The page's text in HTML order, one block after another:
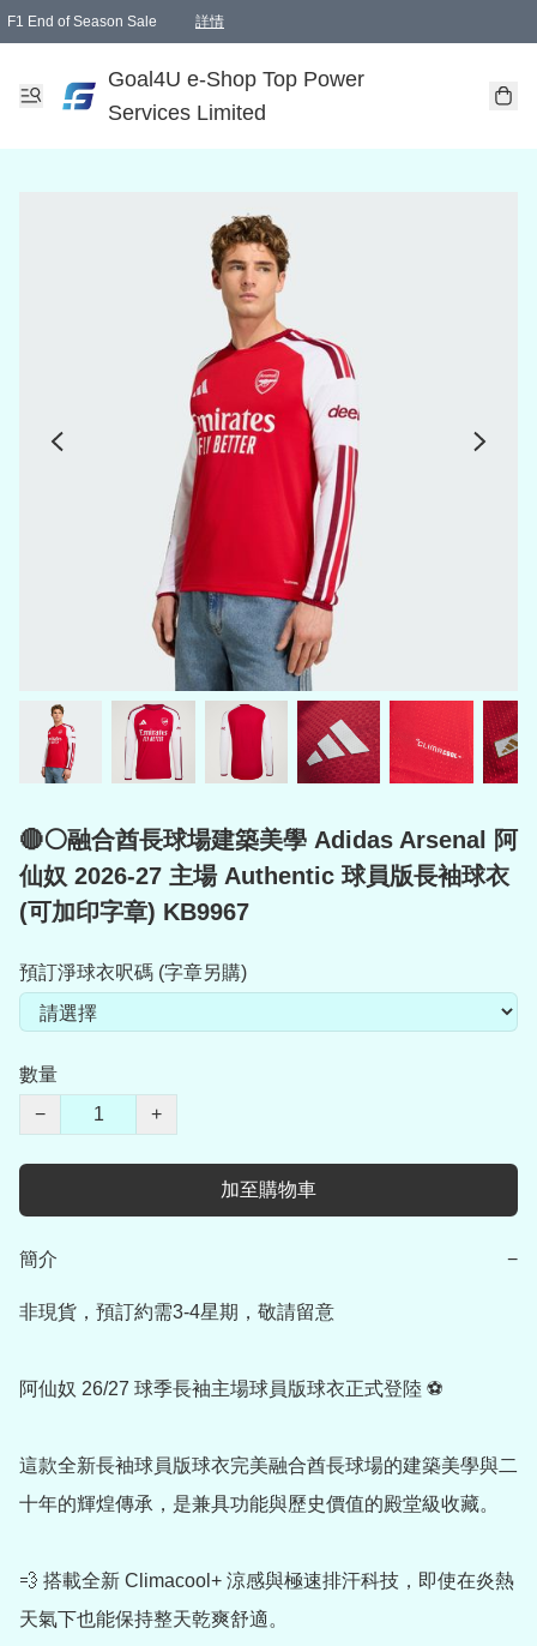
F1 End of Season Sale 詳情
Goal4U e-Shop Top Power
Services Limited
🔴⚪融合酋長球場建築美學 Adidas Arsenal 阿
仙奴 2026-27 主場 Authentic 球員版長袖球衣
(可加印字章) KB9967
預訂淨球衣呎碼 (字章另購)
數量
−
+
加至購物車
簡介 −
非現貨，預訂約需3-4星期，敬請留意
阿仙奴 26/27 球季長袖主場球員版球衣正式登陸 ⚽
這款全新長袖球員版球衣完美融合酋長球場的建築美學與二
十年的輝煌傳承，是兼具功能與歷史價值的殿堂級收藏。
💨 搭載全新 Climacool+ 涼感與極速排汗科技，即使在炎熱
天氣下也能保持整天乾爽舒適。